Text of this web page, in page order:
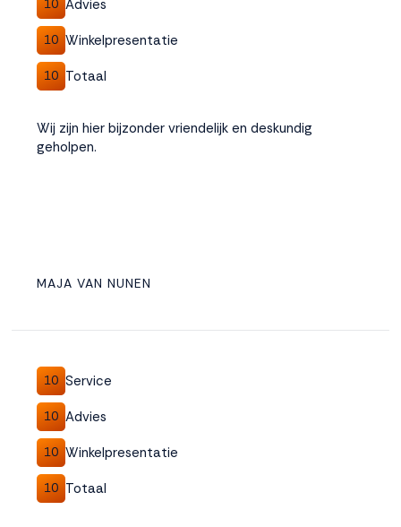
10 Advies
10 Winkelpresentatie
10 Totaal
Wij zijn hier bijzonder vriendelijk en deskundig
geholpen.
MAJA VAN NUNEN
10 Service
10 Advies
10 Winkelpresentatie
10 Totaal